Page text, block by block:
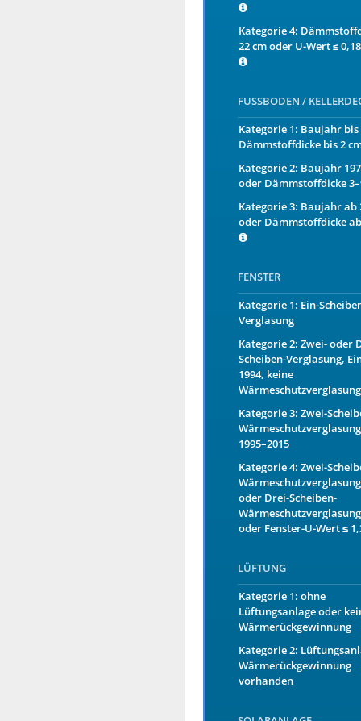
Kategorie 4:
22 cm oder U-Wert ≤
FUSSBODEN /
Kategorie 1: Baujahr bis
Dämmstoffdicke bis 2
Kategorie 2: Baujahr
oder Dämmstoffdicke
Kategorie 3: Baujahr ab
oder Dämmstoffdicke
FENSTER
Kategorie 1: Ein-
Verglasung
Kategorie 2: Zwei- oder
Scheiben-Verglasung,
1994, keine
Wärmeschutzverglasung
Kategorie 3: Zwei-
1995–2015
Kategorie 4: Zwei-
oder Drei-Scheiben-
oder Fenster-U-Wert ≤
LÜFTUNG
Kategorie 1: ohne
Lüftungsanlage oder
Wärmerückgewinnung
Kategorie 2:
Wärmerückgewinnung
vorhanden